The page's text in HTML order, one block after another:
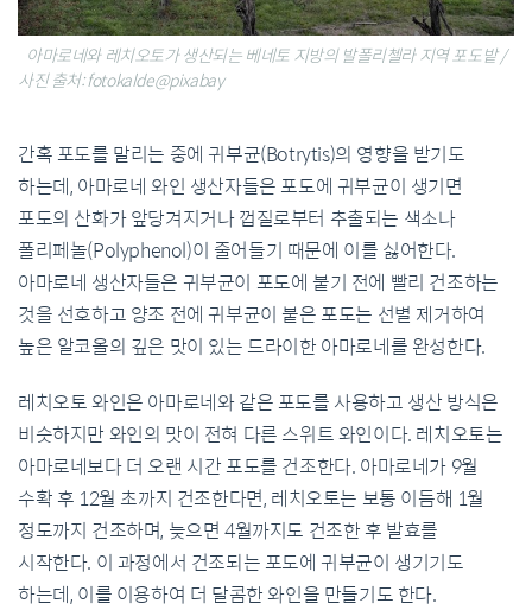
아마로네와 레치오토가 생산되는 베네토 지방의 발폴리첼라 지역 포도밭 /
사진 출처: fotokalde@pixabay
간혹 포도를 말리는 중에 귀부균(Botrytis)의 영향을 받기도
하는데, 아마로네 와인 생산자들은 포도에 귀부균이 생기면
포도의 산화가 앞당겨지거나 껍질로부터 추출되는 색소나
폴리페놀(Polyphenol)이 줄어들기 때문에 이를 싫어한다.
아마로네 생산자들은 귀부균이 포도에 붙기 전에 빨리 건조하는
것을 선호하고 양조 전에 귀부균이 붙은 포도는 선별 제거하여
높은 알코올의 깊은 맛이 있는 드라이한 아마로네를 완성한다.
레치오토 와인은 아마로네와 같은 포도를 사용하고 생산 방식은
비슷하지만 와인의 맛이 전혀 다른 스위트 와인이다. 레치오토는
아마로네보다 더 오랜 시간 포도를 건조한다. 아마로네가 9월
수확 후 12월 초까지 건조한다면, 레치오토는 보통 이듬해 1월
정도까지 건조하며, 늦으면 4월까지도 건조한 후 발효를
시작한다. 이 과정에서 건조되는 포도에 귀부균이 생기기도
하는데, 이를 이용하여 더 달콤한 와인을 만들기도 한다.